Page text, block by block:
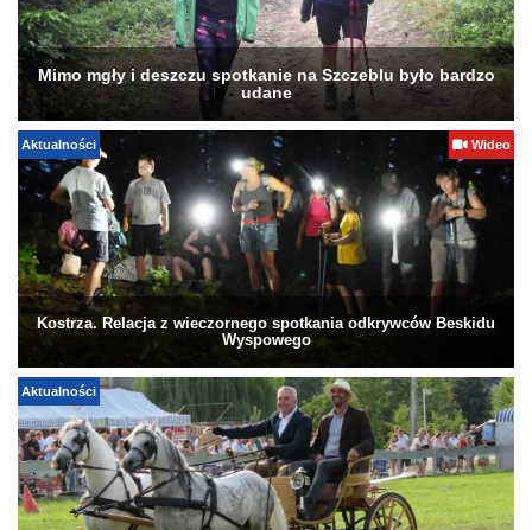
Mimo mgły i deszczu spotkanie na Szczeblu było bardzo
udane
Aktualności Wideo
Kostrza. Relacja z wieczornego spotkania odkrywców Beskidu
Wyspowego
Aktualności